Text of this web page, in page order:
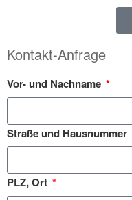
Kontakt-Anfrage
Vor- und Nachname
Straße und Hausnummer
PLZ, Ort